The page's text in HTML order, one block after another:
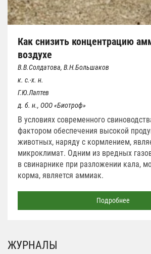
Как снизить концентрацию
воздухе
В.В.Солдатова, В.Н.Большаков
к. с.-х. н.
Г.Ю.Лаптев
д. б. н., ООО «Биотроф»
В условиях современного
фактором обеспечения высокой
животных, наряду с кормлением,
микроклимат. Одним из вредных
в свинарнике при разложении кала,
корма, является аммиак.
Подробнее
ЖУРНАЛЫ